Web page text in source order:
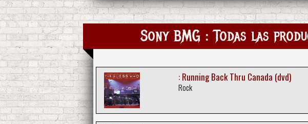
Sony BMG : Todas las
: Running Back Thru Canada (dvd)
Rock